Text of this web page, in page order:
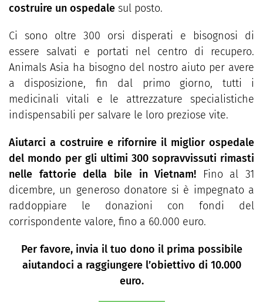
costruire un ospedale sul posto.
Ci sono oltre 300 orsi disperati e bisognosi di
essere salvati e portati nel centro di recupero.
Animals Asia ha bisogno del nostro aiuto per avere
a disposizione, fin dal primo giorno, tutti i
medicinali vitali e le attrezzature specialistiche
indispensabili per salvare le loro preziose vite.
Aiutarci a costruire e rifornire il miglior ospedale
del mondo per gli ultimi 300 sopravvissuti rimasti
nelle fattorie della bile in Vietnam! Fino al 31
dicembre, un generoso donatore si è impegnato a
raddoppiare le donazioni con fondi del
corrispondente valore, fino a 60.000 euro.
Per favore, invia il tuo dono il prima possibile
aiutandoci a raggiungere l’obiettivo di 10.000
euro.